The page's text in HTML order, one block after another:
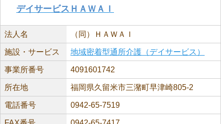
デイサービスＨＡＷＡＩ
法人名 （同）ＨＡＷＡＩ
施設・サービス 地域密着型通所介護（デイサービス）
事業所番号 4091601742
所在地 福岡県久留米市三潴町早津崎805-2
電話番号 0942-65-7519